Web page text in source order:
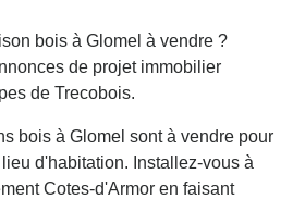
bois à Glomel à vendre ?
de projet immobilier
de Trecobois.
bois à Glomel sont à vendre pour
d'habitation. Installez-vous à
Cotes-d'Armor en faisant